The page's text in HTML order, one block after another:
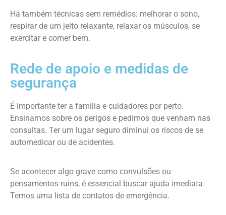
Há também técnicas sem remédios: melhorar o sono,
respirar de um jeito relaxante, relaxar os músculos, se
exercitar e comer bem.
Rede de apoio e medidas de
segurança
É importante ter a família e cuidadores por perto.
Ensinamos sobre os perigos e pedimos que venham nas
consultas. Ter um lugar seguro diminui os riscos de se
automedicar ou de acidentes.
Se acontecer algo grave como convulsões ou
pensamentos ruins, é essencial buscar ajuda imediata.
Temos uma lista de contatos de emergência.